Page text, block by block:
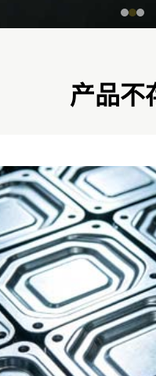
产品不